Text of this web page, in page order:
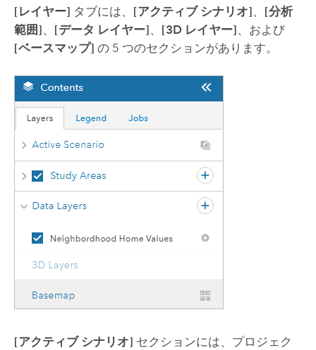
[レイヤー] タブには、 [アクティブ シナリオ]、 [分析
範囲]、 [データ レイヤー]、 [3D レイヤー]、および
[ベースマップ] の 5 つのセクションがあります。
[アクティブ シナリオ] セクションには、プロジェク